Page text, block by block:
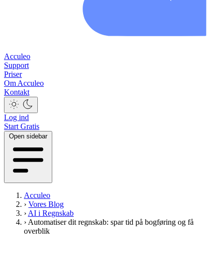
Acculeo
Support
Priser
Om Acculeo
Kontakt
Log ind
Start Gratis
Open sidebar
Acculeo
› Vores Blog
› AI i Regnskab
› Automatiser dit regnskab: spar tid på bogføring og få
overblik